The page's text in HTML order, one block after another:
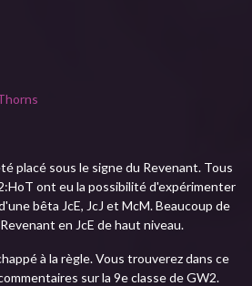
placé sous le signe du Revenant. Tous
ont eu la possibilité d'expérimenter
bêta JcE, JcJ et McM. Beaucoup de
en JcE de haut niveau.
à la règle. Vous trouverez dans ce
sur la 9e classe de GW2.